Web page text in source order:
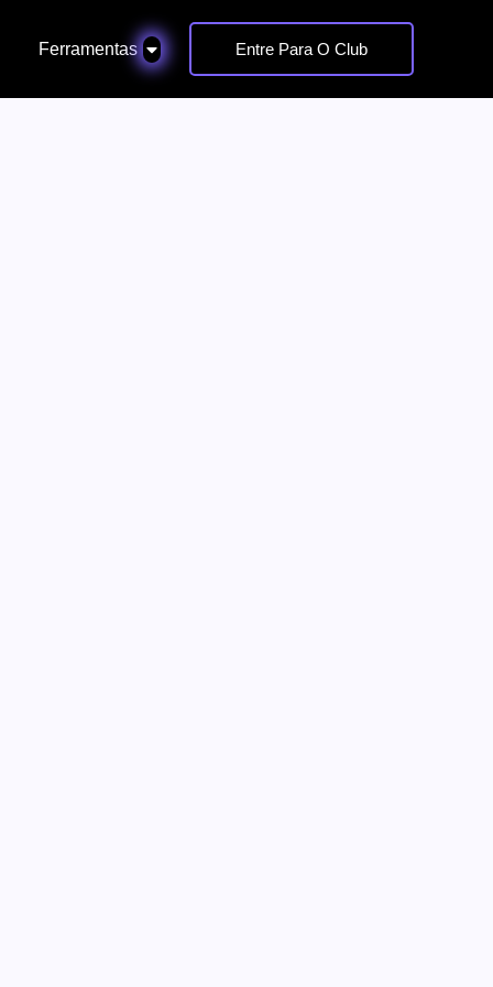
Ferramentas Entre Para O Club